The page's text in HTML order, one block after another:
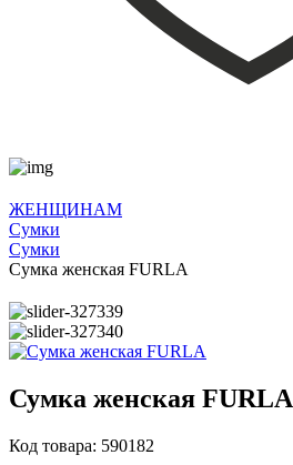
ЖЕНЩИНАМ
Сумки
Сумки
Сумка женская FURLA
Сумка женская FURLA
Код товара: 590182